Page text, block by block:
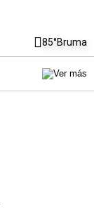
85°Bruma